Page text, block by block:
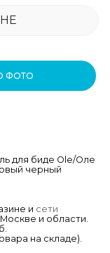
ФОТО
для биде Ole/Оле
черный
и сети
и области.
на складе).